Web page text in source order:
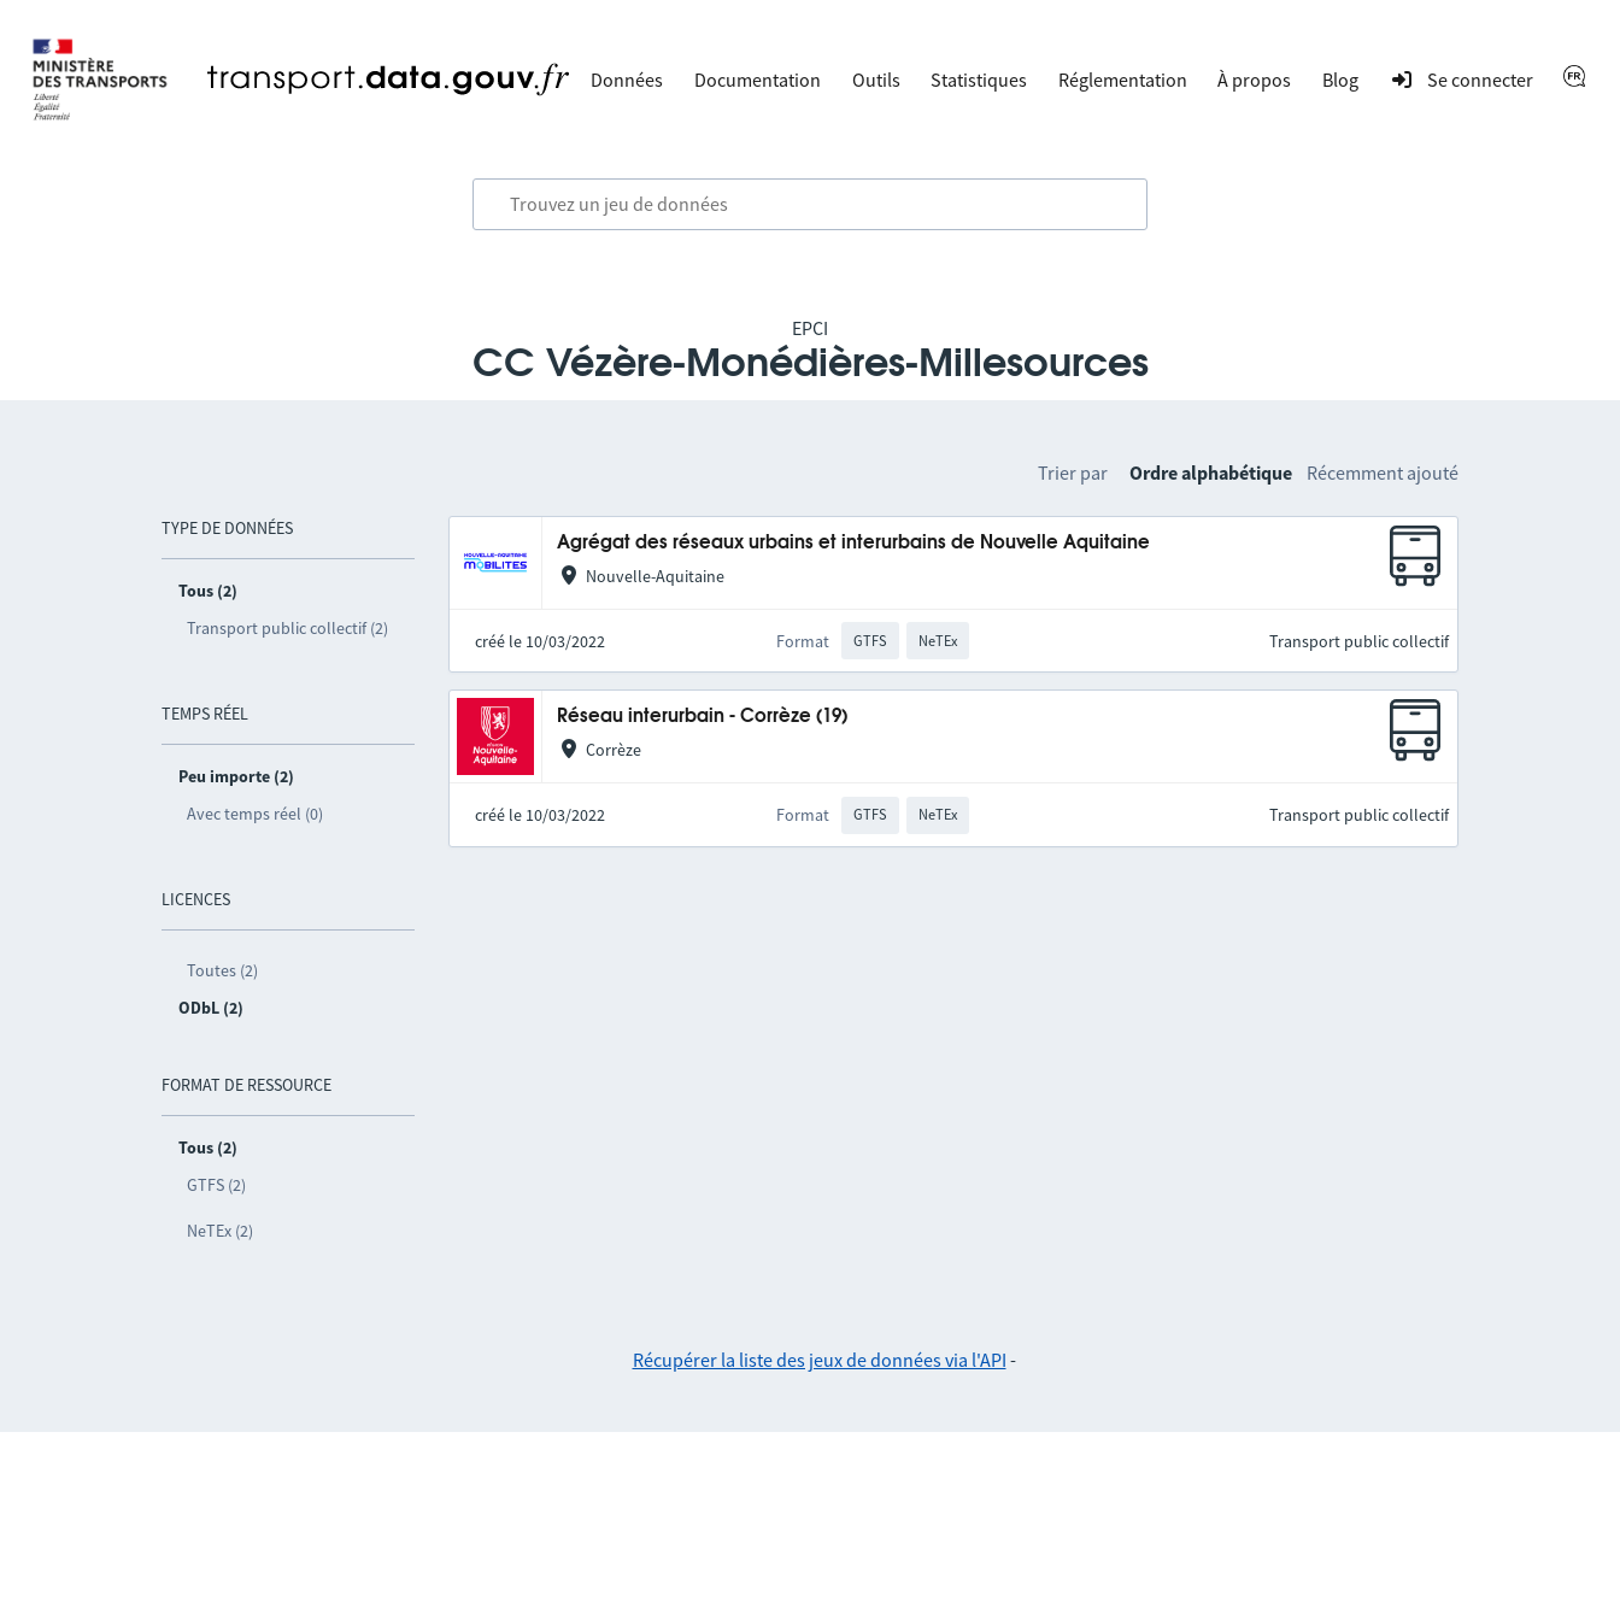
Données Documentation Outils Statistiques Réglementation À propos Blog Se connecter
EPCI
CC Vézère-Monédières-Millesources
TYPE DE DONNÉES
Tous (2)
Transport public collectif (2)
TEMPS RÉEL
Peu importe (2)
Avec temps réel (0)
LICENCES
Toutes (2)
ODbL (2)
FORMAT DE RESSOURCE
Tous (2)
GTFS (2)
NeTEx (2)
Trier par Ordre alphabétique Récemment ajouté
Agrégat des réseaux urbains et interurbains de Nouvelle Aquitaine
Nouvelle-Aquitaine
créé le 10/03/2022 Format GTFS NeTEx Transport public collectif
Réseau interurbain - Corrèze (19)
Corrèze
créé le 10/03/2022 Format GTFS NeTEx Transport public collectif
Récupérer la liste des jeux de données via l'API -